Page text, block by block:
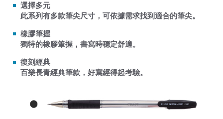
選擇多元
此系列有多款筆尖尺寸，可依據需求找到適合的筆尖。
橡膠筆握
獨特的橡膠筆握，書寫時穩定舒適。
復刻經典
百樂長青經典筆款，好寫經得起考驗。